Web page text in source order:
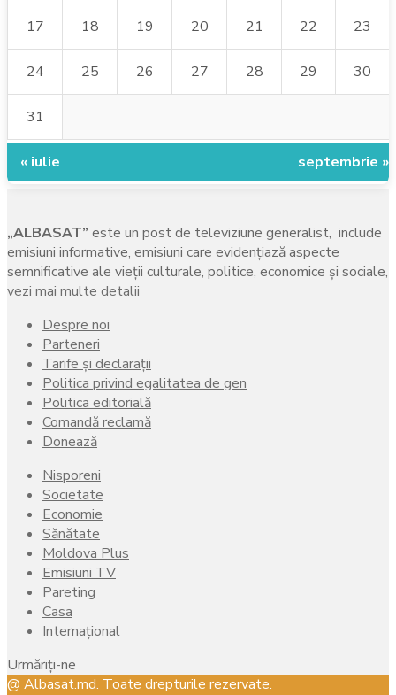
17 18 19 20 21 22 23
24 25 26 27 28 29 30
31
« iulie septembrie »
„ALBASAT” este un post de televiziune generalist, include
emisiuni informative, emisiuni care evidenţiază aspecte
semnificative ale vieţii culturale, politice, economice şi sociale,
vezi mai multe detalii
Despre noi
Parteneri
Tarife și declarații
Politica privind egalitatea de gen
Politica editorială
Comandă reclamă
Donează
Nisporeni
Societate
Economie
Sănătate
Moldova Plus
Emisiuni TV
Pareting
Casa
Internațional
Urmăriți-ne
Facebook
Instagram
Youtube
@ Albasat.md. Toate drepturile rezervate.